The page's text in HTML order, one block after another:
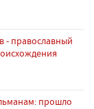
- православный
прошло